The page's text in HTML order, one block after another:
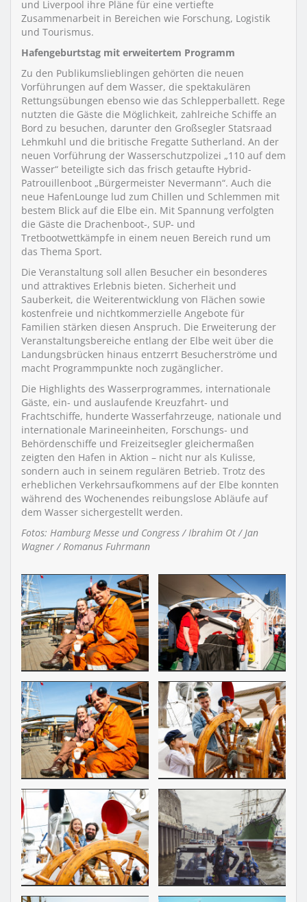
und Liverpool ihre Pläne für eine vertiefte
Zusammenarbeit in Bereichen wie Forschung, Logistik
und Tourismus.
Hafengeburtstag mit erweitertem Programm
Zu den Publikumslieblingen gehörten die neuen
Vorführungen auf dem Wasser, die spektakulären
Rettungsübungen ebenso wie das Schlepperballett. Rege
nutzten die Gäste die Möglichkeit, zahlreiche Schiffe an
Bord zu besuchen, darunter den Großsegler Statsraad
Lehmkuhl und die britische Fregatte Sutherland. An der
neuen Vorführung der Wasserschutzpolizei „110 auf dem
Wasser“ beteiligte sich das frisch getaufte Hybrid-
Patrouillenboot „Bürgermeister Nevermann“. Auch die
neue HafenLounge lud zum Chillen und Schlemmen mit
bestem Blick auf die Elbe ein. Mit Spannung verfolgten
die Gäste die Drachenboot-, SUP- und
Tretbootwettkämpfe in einem neuen Bereich rund um
das Thema Sport.
Die Veranstaltung soll allen Besucher ein besonderes
und attraktives Erlebnis bieten. Sicherheit und
Sauberkeit, die Weiterentwicklung von Flächen sowie
kostenfreie und nichtkommerzielle Angebote für
Familien stärken diesen Anspruch. Die Erweiterung der
Veranstaltungsbereiche entlang der Elbe weit über die
Landungsbrücken hinaus entzerrt Besucherströme und
macht Programmpunkte noch zugänglicher.
Die Highlights des Wasserprogrammes, internationale
Gäste, ein- und auslaufende Kreuzfahrt- und
Frachtschiffe, hunderte Wasserfahrzeuge, nationale und
internationale Marineeinheiten, Forschungs- und
Behördenschiffe und Freizeitsegler gleichermaßen
zeigten den Hafen in Aktion – nicht nur als Kulisse,
sondern auch in seinem regulären Betrieb. Trotz des
erheblichen Verkehrsaufkommens auf der Elbe konnten
während des Wochenendes reibungslose Abläufe auf
dem Wasser sichergestellt werden.
Fotos: Hamburg Messe und Congress / Ibrahim Ot / Jan
Wagner / Romanus Fuhrmann